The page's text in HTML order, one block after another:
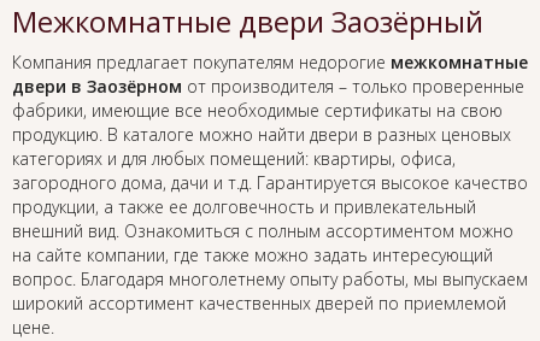
Межкомнатные двери Заозёрный
Компания предлагает покупателям недорогие межкомнатные
двери в Заозёрном от производителя – только проверенные
фабрики, имеющие все необходимые сертификаты на свою
продукцию. В каталоге можно найти двери в разных ценовых
категориях и для любых помещений: квартиры, офиса,
загородного дома, дачи и т.д. Гарантируется высокое качество
продукции, а также ее долговечность и привлекательный
внешний вид. Ознакомиться с полным ассортиментом можно
на сайте компании, где также можно задать интересующий
вопрос. Благодаря многолетнему опыту работы, мы выпускаем
широкий ассортимент качественных дверей по приемлемой
цене.